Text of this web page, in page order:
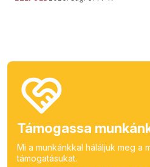
Támogassa
Mi a munkánkkal háláljuk meg a
támogatásukat.